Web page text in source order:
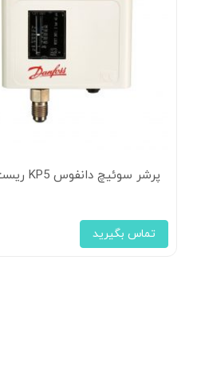
پرشر سوئیچ دانفوس KP5 ریست دار
تماس بگیرید